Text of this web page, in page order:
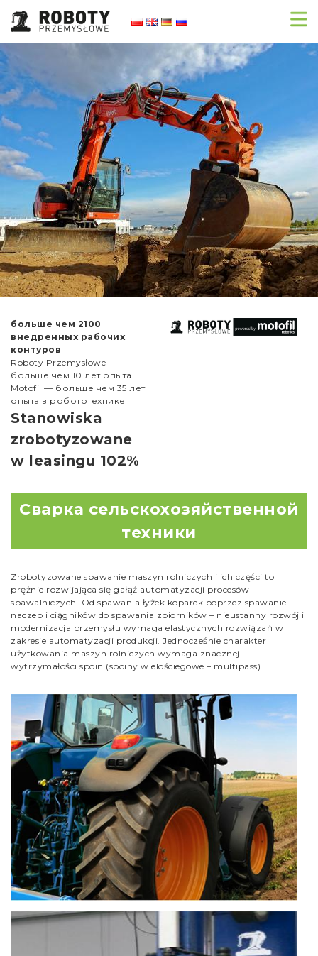
больше чем 2100
внедренных рабочих
контуров
Roboty Przemysłowe —
больше чем 10 лет опыта
Motofil — больше чем 35 лет
опыта в робототехнике
Stanowiska
zrobotyzowane
w leasingu 102%
Сварка сельскохозяйственной
техники
Zrobotyzowane spawanie maszyn rolniczych i ich części to
prężnie rozwijająca się gałąź automatyzacji procesów
spawalniczych. Od spawania łyżek koparek poprzez spawanie
naczep i ciągników do spawania zbiorników – nieustanny rozwój i
modernizacja przemysłu wymaga elastycznych rozwiązań w
zakresie automatyzacji produkcji. Jednocześnie charakter
użytkowania maszyn rolniczych wymaga znacznej
wytrzymałości spoin (spoiny wielościegowe – multipass).